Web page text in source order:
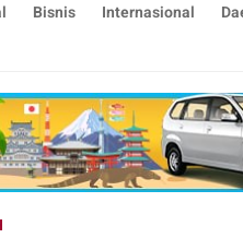
Bisnis Internasional